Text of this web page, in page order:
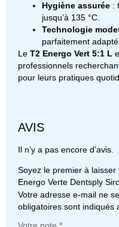
Hygiène assurée :
jusqu’à 135 °C.
Technologie
parfaitement
Le T2 Energo Vert 5:1 L
professionnels
pour leurs pratiques
AVIS
Il n’y a pas encore d’avis.
Soyez le premier à laisser
Energo Verte Dentsply
Votre adresse e-mail ne
obligatoires sont indiqués